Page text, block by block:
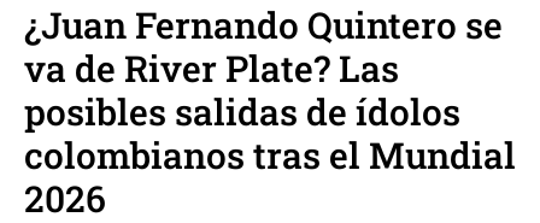
¿Juan Fernando Quintero se
va de River Plate? Las
posibles salidas de ídolos
colombianos tras el Mundial
2026